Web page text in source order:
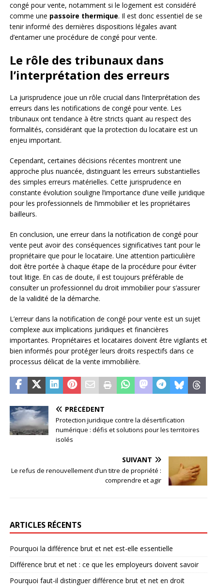
congé pour vente, notamment si le logement est considéré
comme une passoire thermique. Il est donc essentiel de se
tenir informé des dernières dispositions légales avant
d’entamer une procédure de congé pour vente.
Le rôle des tribunaux dans
l’interprétation des erreurs
La jurisprudence joue un rôle crucial dans l’interprétation des
erreurs dans les notifications de congé pour vente. Les
tribunaux ont tendance à être stricts quant au respect des
formalités, considérant que la protection du locataire est un
enjeu important.
Cependant, certaines décisions récentes montrent une
approche plus nuancée, distinguant les erreurs substantielles
des simples erreurs matérielles. Cette jurisprudence en
constante évolution souligne l’importance d’une veille juridique
pour les professionnels de l’immobilier et les propriétaires
bailleurs.
En conclusion, une erreur dans la notification de congé pour
vente peut avoir des conséquences significatives tant pour le
propriétaire que pour le locataire. Une attention particulière
doit être portée à chaque étape de la procédure pour éviter
tout litige. En cas de doute, il est toujours préférable de
consulter un professionnel du droit immobilier pour s’assurer
de la validité de la démarche.
L’erreur dans la notification de congé pour vente est un sujet
complexe aux implications juridiques et financières
importantes. Propriétaires et locataires doivent être vigilants et
bien informés pour protéger leurs droits respectifs dans ce
processus délicat de la vente immobilière.
PRÉCÉDENT
Protection juridique contre la désertification
numérique : défis et solutions pour les territoires
isolés
SUIVANT
Le refus de renouvellement d’un titre de propriété :
comprendre et agir
ARTICLES RÉCENTS
Pourquoi la différence brut et net est-elle essentielle
Différence brut et net : ce que les employeurs doivent savoir
Pourquoi faut-il distinguer différence brut et net en droit